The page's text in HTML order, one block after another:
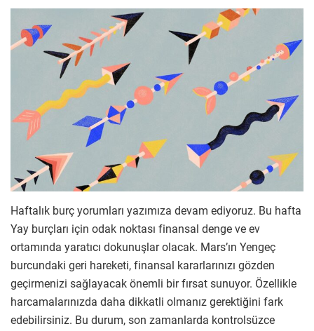
Haftalık burç yorumları yazımıza devam ediyoruz. Bu hafta
Yay burçları için odak noktası finansal denge ve ev
ortamında yaratıcı dokunuşlar olacak. Mars’ın Yengeç
burcundaki geri hareketi, finansal kararlarınızı gözden
geçirmenizi sağlayacak önemli bir fırsat sunuyor. Özellikle
harcamalarınızda daha dikkatli olmanız gerektiğini fark
edebilirsiniz. Bu durum, son zamanlarda kontrolsüzce